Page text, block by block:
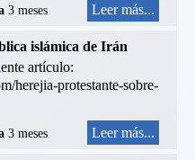
3 meses Leer más...
islámica de Irán
artículo:
herejia-protestante-sobre-
3 meses Leer más...